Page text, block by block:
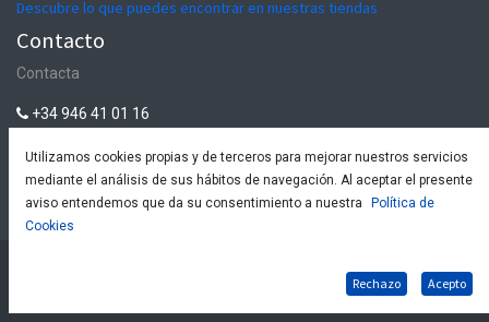
Descubre lo que puedes encontrar en nuestras tiendas
Contacto
Contacta
+34 946 41 01 16
Euskalmushing, S.L.
Política de cookies -Política de
Política de privacidad-Aviso Legal
Utilizamos cookies propias y de terceros para mejorar nuestros servicios
mediante el análisis de sus hábitos de navegación. Al aceptar el presente
aviso entendemos que da su consentimiento a nuestra
Política de
Cookies
Rechazo Acepto